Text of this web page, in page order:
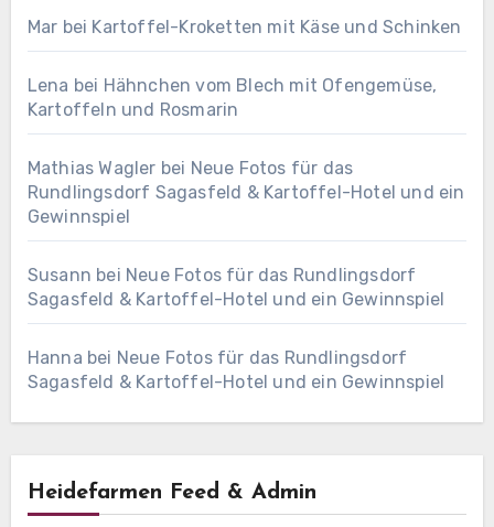
Mar bei Kartoffel-Kroketten mit Käse und Schinken
Lena bei Hähnchen vom Blech mit Ofengemüse,
Kartoffeln und Rosmarin
Mathias Wagler bei Neue Fotos für das
Rundlingsdorf Sagasfeld & Kartoffel-Hotel und ein
Gewinnspiel
Susann bei Neue Fotos für das Rundlingsdorf
Sagasfeld & Kartoffel-Hotel und ein Gewinnspiel
Hanna bei Neue Fotos für das Rundlingsdorf
Sagasfeld & Kartoffel-Hotel und ein Gewinnspiel
Heidefarmen Feed & Admin